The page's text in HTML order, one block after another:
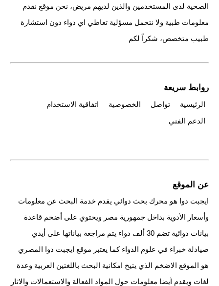
الصحية لدى المستخدمين والذين لديهم مريض، نحن موقع نقدم
معلومات طبية ولا نتحمل مسؤلية تعاطي اي دواء دون استشارة
طبيب متخصص، شكراً لكم
روابط سريعة
الرئيسية تواصل الخصوصية
اتفاقية الاستخدام
الدعم الفني
عن الموقع
ايجبت دوا هو محرك بحث دوائي يقدم خدمة البحث عن معلومات
وأسعار الأدوية بداخل جمهورية مصر ويحتوي على أضخم قاعدة
بيانات دوائية تضم 30 ألف دواء يتم مراجعة بياناتها على أيدي
صيادلة خبراء في علوم الدواء كما يعتبر موقع ايجبت دوا المصري
هو الموقع الاضخم الذي يتيح امكانية البحث باللغتين العربية وعدة
لغات ويقدم أيضا معلومات حول المواد الفعالة والاستعمالات والاثار